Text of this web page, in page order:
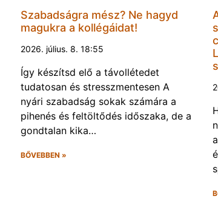
Szabadságra mész? Ne hagyd
magukra a kollégáidat!
2026. július. 8. 18:55
Így készítsd elő a távollétedet
tudatosan és stresszmentesen A
nyári szabadság sokak számára a
pihenés és feltöltődés időszaka, de a
gondtalan kika…
BŐVEBBEN »